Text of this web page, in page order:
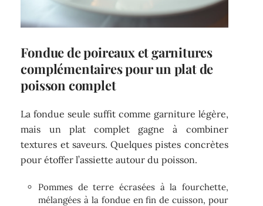
Fondue de poireaux et garnitures
complémentaires pour un plat de
poisson complet
La fondue seule suffit comme garniture légère,
mais un plat complet gagne à combiner
textures et saveurs. Quelques pistes concrètes
pour étoffer l’assiette autour du poisson.
Pommes de terre écrasées à la fourchette,
mélangées à la fondue en fin de cuisson, pour